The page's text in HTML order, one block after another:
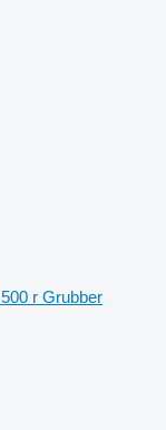
r Grubber